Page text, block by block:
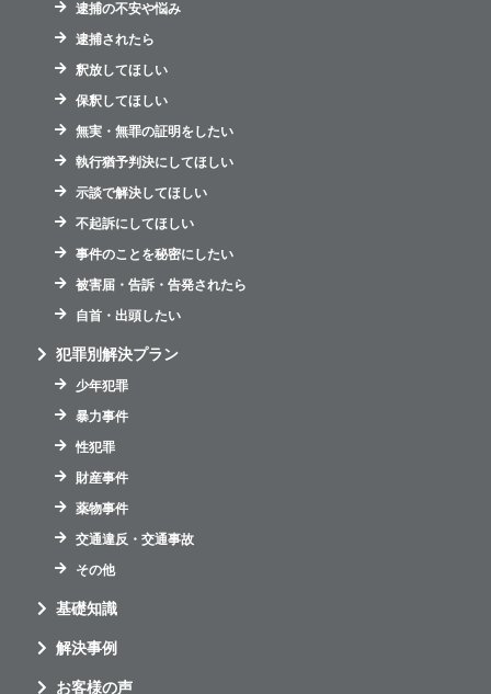
逮捕の不安や悩み
逮捕されたら
釈放してほしい
保釈してほしい
無実・無罪の証明をしたい
執行猶予判決にしてほしい
示談で解決してほしい
不起訴にしてほしい
事件のことを秘密にしたい
被害届・告訴・告発されたら
自首・出頭したい
犯罪別解決プラン
少年犯罪
暴力事件
性犯罪
財産事件
薬物事件
交通違反・交通事故
その他
基礎知識
解決事例
お客様の声